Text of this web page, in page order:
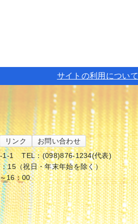
サイトの利用について
リンク
お問い合わせ
1-1
TEL：(098)876-1234(代表)
15（祝日・年末年始を除く）
16：00